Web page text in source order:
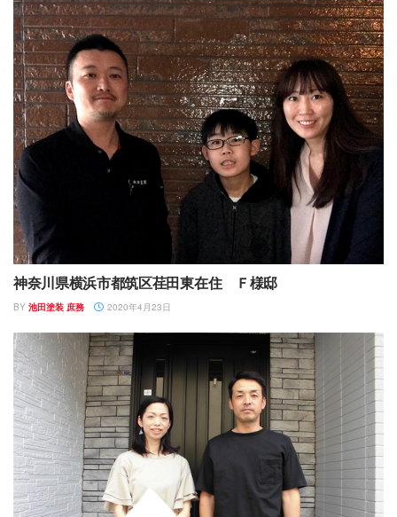
神奈川県横浜市都筑区荏田東在住 Ｆ様邸
BY 池田塗装 庶務 2020年4月23日